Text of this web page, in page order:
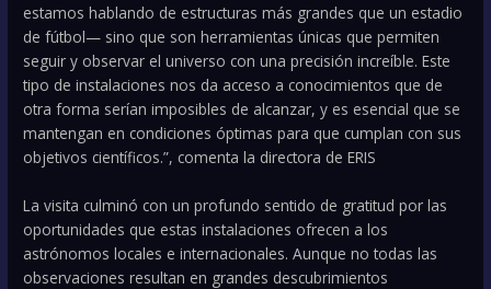
estamos hablando de estructuras más grandes que un estadio
de fútbol— sino que son herramientas únicas que permiten
seguir y observar el universo con una precisión increíble. Este
tipo de instalaciones nos da acceso a conocimientos que de
otra forma serían imposibles de alcanzar, y es esencial que se
mantengan en condiciones óptimas para que cumplan con sus
objetivos científicos.”, comenta la directora de ERIS
La visita culminó con un profundo sentido de gratitud por las
oportunidades que estas instalaciones ofrecen a los
astrónomos locales e internacionales. Aunque no todas las
observaciones resultan en grandes descubrimientos